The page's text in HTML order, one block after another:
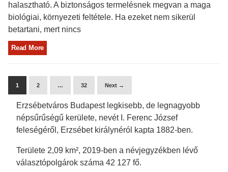
halasztható. A biztonságos termelésnek megvan a maga
biológiai, környezeti feltétele. Ha ezeket nem sikerül
betartani, mert nincs
Read More
1 2 … 32 Next →
Erzsébetváros Budapest legkisebb, de legnagyobb
népsűrűségű kerülete, nevét I. Ferenc József
feleségéről, Erzsébet királynéról kapta 1882-ben.
Területe 2,09 km², 2019-ben a névjegyzékben lévő
választópolgárok száma 42 127 fő.